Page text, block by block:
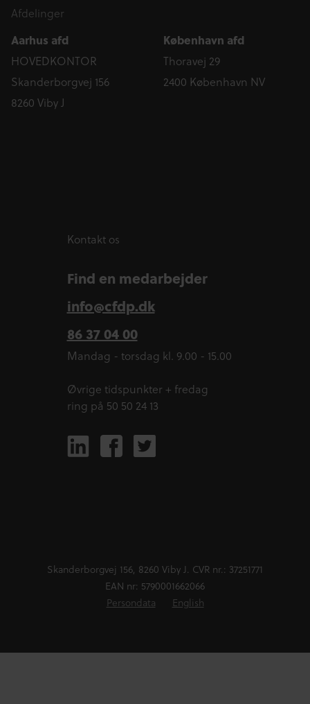
Afdelinger
Aarhus afd
HOVEDKONTOR
Skanderborgvej 156
8260 Viby J
København afd
Thoravej 29
2400 København NV
Kontakt os
Find en medarbejder
info@cfdp.dk
86 37 04 00
Mandag - torsdag kl. 9.00 - 15.00
Øvrige tidspunkter + fredag
ring på 50 50 24 13
Skanderborgvej 156, 8260 Viby J. CVR nr.: 37251771
EAN nr: 5790001662066
Persondata
English